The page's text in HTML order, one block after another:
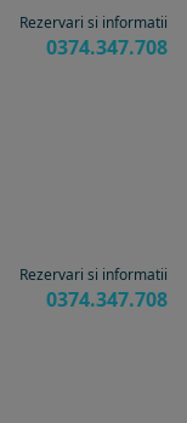
Rezervari si informatii
0374.347.708
Rezervari si informatii
0374.347.708